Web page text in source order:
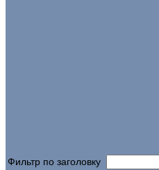
Фильтр по заголовку